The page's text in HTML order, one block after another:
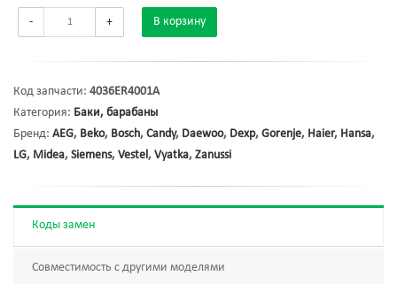
- + В корзину
Код запчасти: 4036ER4001A
Категория: Баки, барабаны
Бренд: AEG, Beko, Bosch, Candy, Daewoo, Dexp, Gorenje, Haier, Hansa,
LG, Midea, Siemens, Vestel, Vyatka, Zanussi
Коды замен
Совместимость с другими моделями